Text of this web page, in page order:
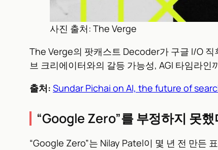
사진 출처: The Verge
The Verge의 팟캐스트 Decoder가 구글 I/O
브 크리에이터와의 갈등 가능성, AGI 타임라
출처: Sundar Pichai on AI, the future of
“Google Zero”를 부정하지 못했
“Google Zero”는 Nilay Patel이 몇 년 전 만든